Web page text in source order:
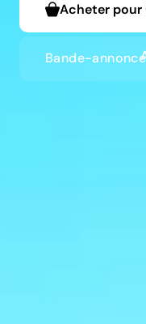
Acheter pour
Bande-annonce